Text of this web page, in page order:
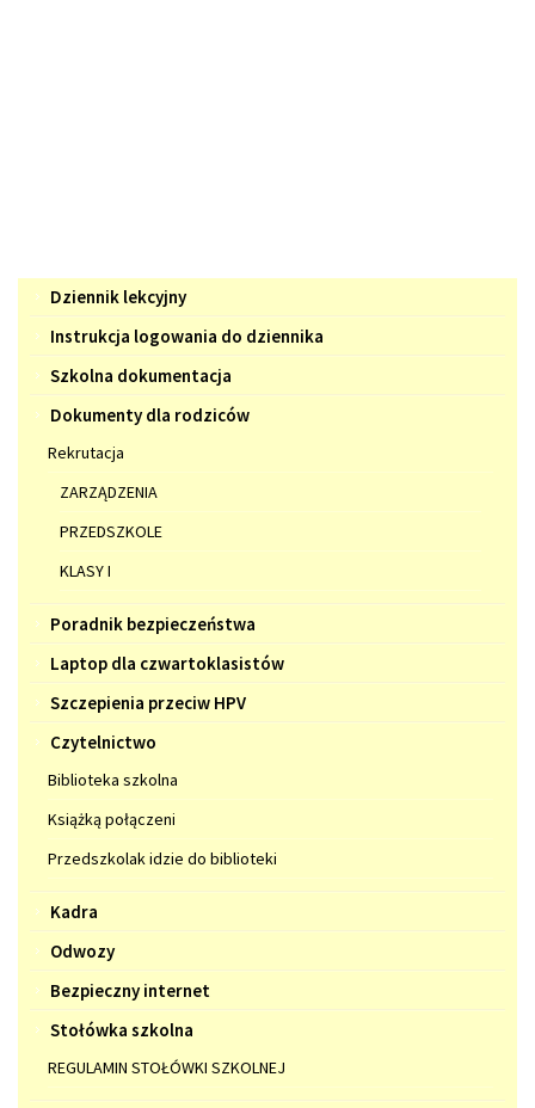
Menu
Dziennik lekcyjny
Instrukcja logowania do dziennika
Szkolna dokumentacja
Dokumenty dla rodziców
Rekrutacja
ZARZĄDZENIA
PRZEDSZKOLE
KLASY I
Poradnik bezpieczeństwa
Laptop dla czwartoklasistów
Szczepienia przeciw HPV
Czytelnictwo
Biblioteka szkolna
Książką połączeni
Przedszkolak idzie do biblioteki
Kadra
Odwozy
Bezpieczny internet
Stołówka szkolna
REGULAMIN STOŁÓWKI SZKOLNEJ